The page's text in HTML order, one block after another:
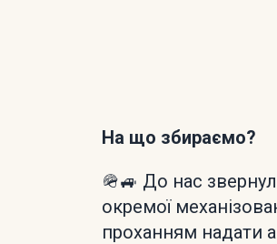
На що збираємо?
🪖🚙 До нас
окремої
проханням надати